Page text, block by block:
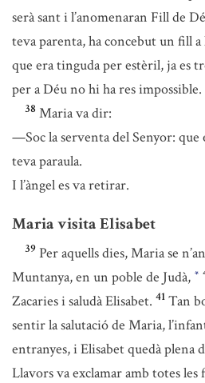
serà sant i l’anomenaran Fill de
teva parenta, ha concebut un fill a
que era tinguda per estèril, ja es
per a Déu no hi ha res impossible.
38 Maria va dir:
—Soc la serventa del Senyor: que
teva paraula.
I l’àngel es va retirar.
Maria visita Elisabet
39 Per aquells dies, Maria se
Muntanya, en un poble de Judà, *
Zacaries i saludà Elisabet. 41 Tan
sentir la salutació de Maria,
entranyes, i Elisabet quedà plena
Llavors va exclamar amb totes les